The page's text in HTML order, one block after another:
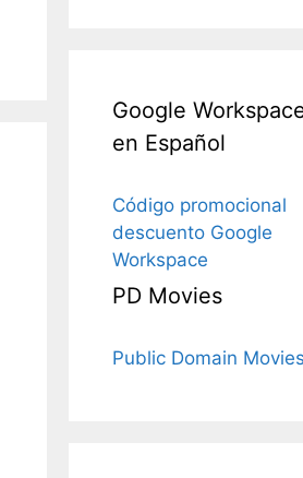
Google
en Español
Código promocional
descuento Google
Workspace
PD Movies
Public Domain Movies